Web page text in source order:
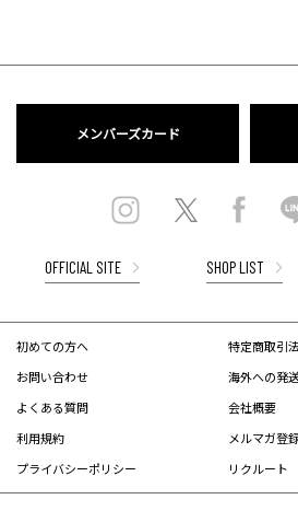
メンバーズカード
OFFICIAL SITE SHOP LIST
初めての方へ
お問い合わせ
よくある質問
利用規約
プライバシーポリシー
特定商取引
海外への発
会社概要
メルマガ登
リクルート